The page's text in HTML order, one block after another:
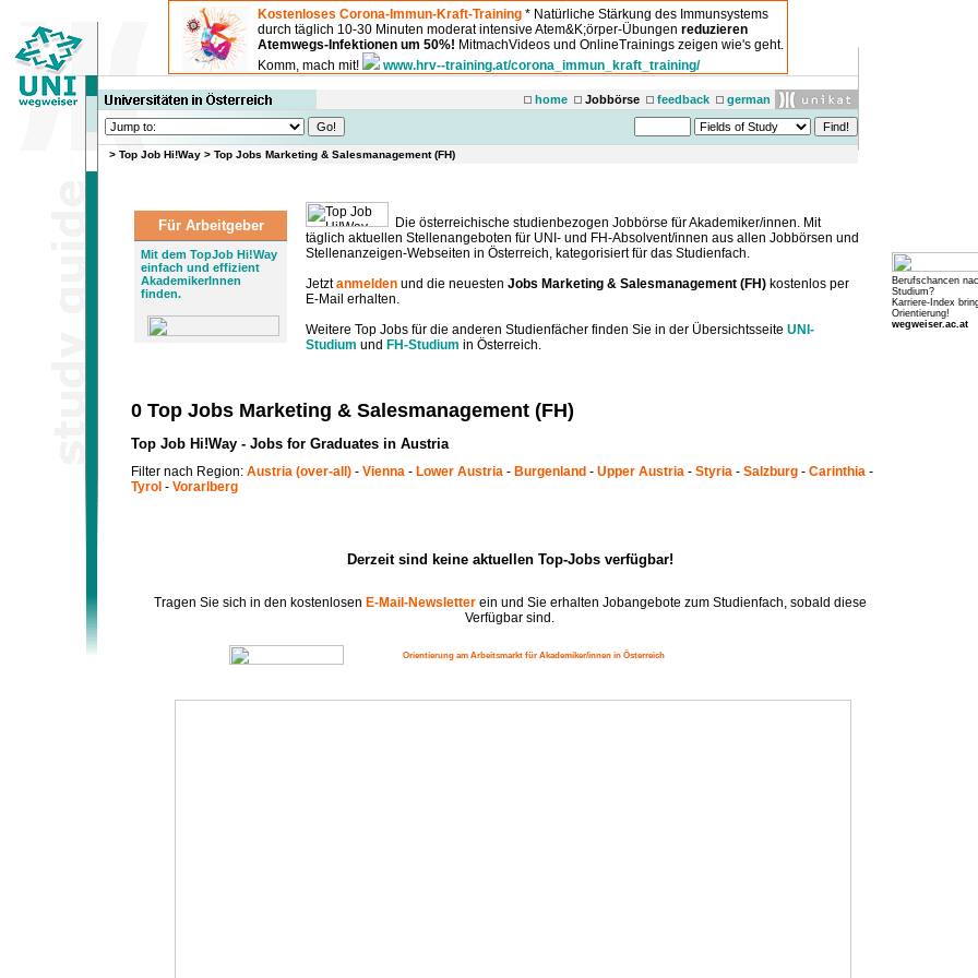
Kostenloses Corona-Immun-Kraft-Training * Natürliche Stärkung des Immunsystems
durch täglich 10-30 Minuten moderat intensive Atem&K;örper-Übungen reduzieren
Atemwegs-Infektionen um 50%! MitmachVideos und OnlineTrainings zeigen wie's geht.
Komm, mach mit!
www.hrv--training.at/corona_immun_kraft_training/
home Jobbörse feedback german
> Top Job Hi!Way > Top Jobs Marketing & Salesmanagement (FH)
Für Arbeitgeber
Mit dem TopJob Hi!Way
einfach und effizient
AkademikerInnen
finden.
Die österreichische studienbezogen Jobbörse für Akademiker/innen. Mit
täglich aktuellen Stellenangeboten für UNI- und FH-Absolvent/innen aus allen Jobbörsen und
Stellenanzeigen-Webseiten in Österreich, kategorisiert für das Studienfach.
Jetztanmelden und die neuesten Jobs Marketing & Salesmanagement (FH) kostenlos per
E-Mail erhalten.
Weitere Top Jobs für die anderen Studienfächer finden Sie in der Übersichtsseite UNI-
Studium und FH-Studium in Österreich.
0 Top Jobs Marketing & Salesmanagement (FH)
Top Job Hi!Way - Jobs for Graduates in Austria
Filter nach Region: Austria (over-all) - Vienna - Lower Austria - Burgenland - Upper Austria - Styria - Salzburg - Carinthia -
Tyrol - Vorarlberg
Derzeit sind keine aktuellen Top-Jobs verfügbar!
Tragen Sie sich in den kostenlosen E-Mail-Newsletterein und Sie erhalten Jobangebote zum Studienfach, sobald diese
Verfügbar sind.
Orientierung am Arbeitsmarkt für Akademiker/innen in Österreich
Berufschancen
Studium?
Karriere-Index
Orientierung!
wegweiser.ac.at